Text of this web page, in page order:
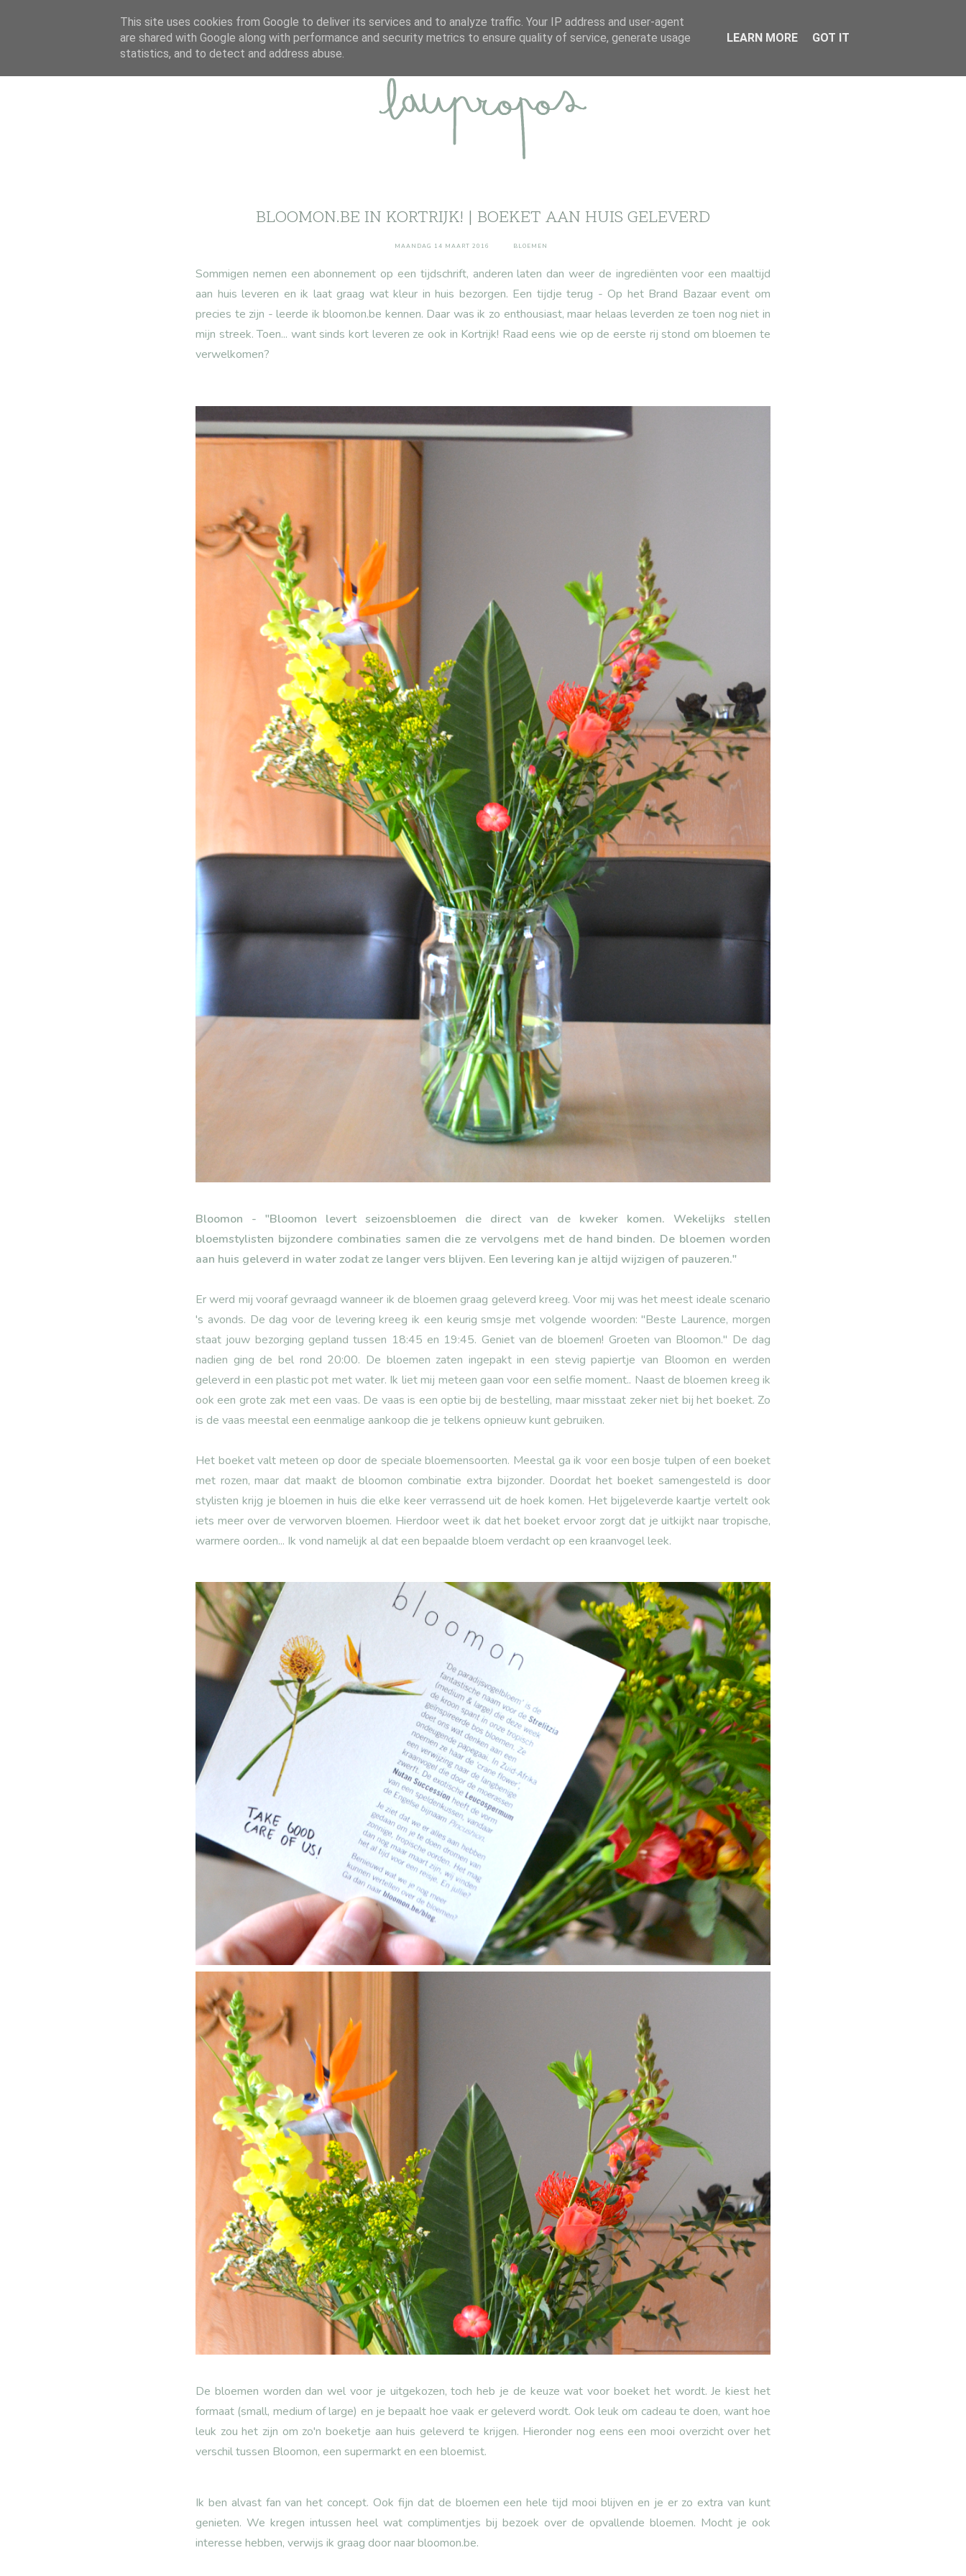
ABOUT DISCLAIMER CONTACT
BLOOMON.BE IN KORTRIJK! | BOEKET AAN HUIS GELEVERD
MAANDAG 14 MAART 2016 BLOEMEN
Sommigen nemen een abonnement op een tijdschrift, anderen laten dan weer de ingrediënten voor een maaltijd
aan huis leveren en ik laat graag wat kleur in huis bezorgen. Een tijdje terug - Op het Brand Bazaar event om
precies te zijn - leerde ik bloomon.be kennen. Daar was ik zo enthousiast, maar helaas leverden ze toen nog niet in
mijn streek. Toen... want sinds kort leveren ze ook in Kortrijk! Raad eens wie op de eerste rij stond om bloemen te
verwelkomen?
Bloomon - "Bloomon levert seizoensbloemen die direct van de kweker komen. Wekelijks stellen
bloemstylisten bijzondere combinaties samen die ze vervolgens met de hand binden. De bloemen worden
aan huis geleverd in water zodat ze langer vers blijven. Een levering kan je altijd wijzigen of pauzeren."
Er werd mij vooraf gevraagd wanneer ik de bloemen graag geleverd kreeg. Voor mij was het meest ideale scenario
's avonds. De dag voor de levering kreeg ik een keurig smsje met volgende woorden: "Beste Laurence, morgen
staat jouw bezorging gepland tussen 18:45 en 19:45. Geniet van de bloemen! Groeten van Bloomon." De dag
nadien ging de bel rond 20:00. De bloemen zaten ingepakt in een stevig papiertje van Bloomon en werden
geleverd in een plastic pot met water. Ik liet mij meteen gaan voor een selfie moment.. Naast de bloemen kreeg ik
ook een grote zak met een vaas. De vaas is een optie bij de bestelling, maar misstaat zeker niet bij het boeket. Zo
is de vaas meestal een eenmalige aankoop die je telkens opnieuw kunt gebruiken.
Het boeket valt meteen op door de speciale bloemensoorten. Meestal ga ik voor een bosje tulpen of een boeket
met rozen, maar dat maakt de bloomon combinatie extra bijzonder. Doordat het boeket samengesteld is door
stylisten krijg je bloemen in huis die elke keer verrassend uit de hoek komen. Het bijgeleverde kaartje vertelt ook
iets meer over de verworven bloemen. Hierdoor weet ik dat het boeket ervoor zorgt dat je uitkijkt naar tropische,
warmere oorden... Ik vond namelijk al dat een bepaalde bloem verdacht op een kraanvogel leek.
De bloemen worden dan wel voor je uitgekozen, toch heb je de keuze wat voor boeket het wordt. Je kiest het
formaat (small, medium of large) en je bepaalt hoe vaak er geleverd wordt. Ook leuk om cadeau te doen, want hoe
leuk zou het zijn om zo'n boeketje aan huis geleverd te krijgen. Hieronder nog eens een mooi overzicht over het
verschil tussen Bloomon, een supermarkt en een bloemist.
Ik ben alvast fan van het concept. Ook fijn dat de bloemen een hele tijd mooi blijven en je er zo extra van kunt
genieten. We kregen intussen heel wat complimentjes bij bezoek over de opvallende bloemen. Mocht je ook
interesse hebben, verwijs ik graag door naarbloomon.be.
This site uses cookies from Google to deliver its services and to analyze traffic. Your IP address and user-agent
are shared with Google along with performance and security metrics to ensure quality of service, generate usage
statistics, and to detect and address abuse.
LEARN MORE GOT IT